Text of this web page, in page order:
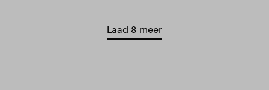
Laad 8 meer